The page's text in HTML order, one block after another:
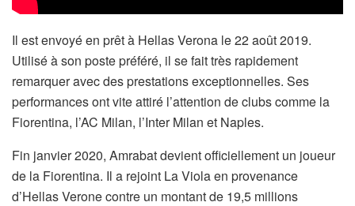
Il est envoyé en prêt à Hellas Verona le 22 août 2019.
Utilisé à son poste préféré, il se fait très rapidement
remarquer avec des prestations exceptionnelles. Ses
performances ont vite attiré l’attention de clubs comme la
Fiorentina, l’AC Milan, l’Inter Milan et Naples.
Fin janvier 2020, Amrabat devient officiellement un joueur
de la Fiorentina. Il a rejoint La Viola en provenance
d’Hellas Verone contre un montant de 19,5 millions